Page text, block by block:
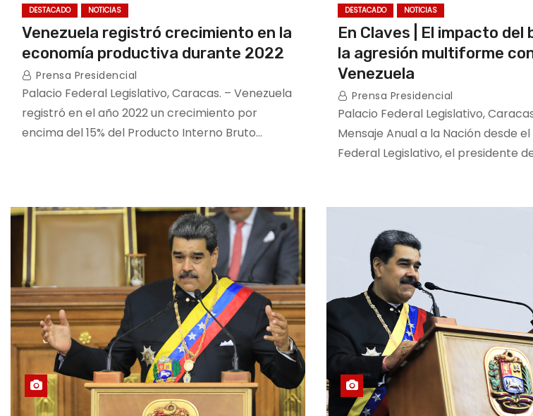
DESTACADO NOTICIAS
Venezuela registró crecimiento en la
economía productiva durante 2022
Prensa Presidencial
Palacio Federal Legislativo, Caracas. – Venezuela
registró en el año 2022 un crecimiento por
encima del 15% del Producto Interno Bruto…
DESTACADO NOTICIAS
En Claves | El impacto del
la agresión multiforme
Venezuela
Prensa Presidencial
Palacio Federal Legislativo,
Mensaje Anual a la Nación desde
Federal Legislativo, el presidente